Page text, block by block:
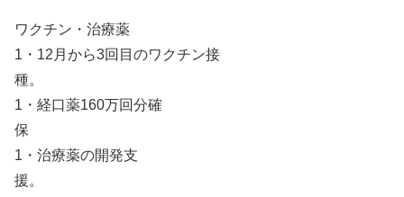
ワクチン・治療薬
1・12月から3回目のワクチン接
種。
1・経口薬160万回分確
保
1・治療薬の開発支
援。